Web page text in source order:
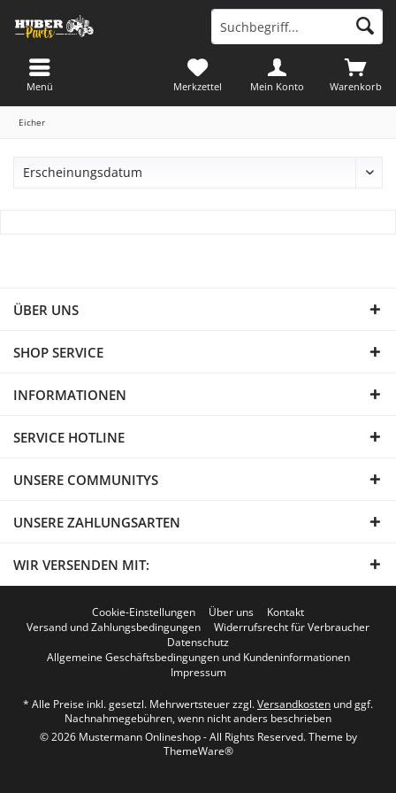
Warenkorb
Merkzettel Mein Konto
Menü
Eicher
ÜBER UNS
SHOP SERVICE
INFORMATIONEN
SERVICE HOTLINE
UNSERE COMMUNITYS
UNSERE ZAHLUNGSARTEN
WIR VERSENDEN MIT:
Cookie-Einstellungen Über uns
Kontakt
Versand und Zahlungsbedingungen
Widerrufsrecht für Verbraucher
Datenschutz
Allgemeine Geschäftsbedingungen und Kundeninformationen
Impressum
* Alle Preise inkl. gesetzl. Mehrwertsteuer zzgl.Versandkosten und ggf.
Nachnahmegebühren, wenn nicht anders beschrieben
© 2026 Mustermann Onlineshop - All Rights Reserved. Theme by
ThemeWare®